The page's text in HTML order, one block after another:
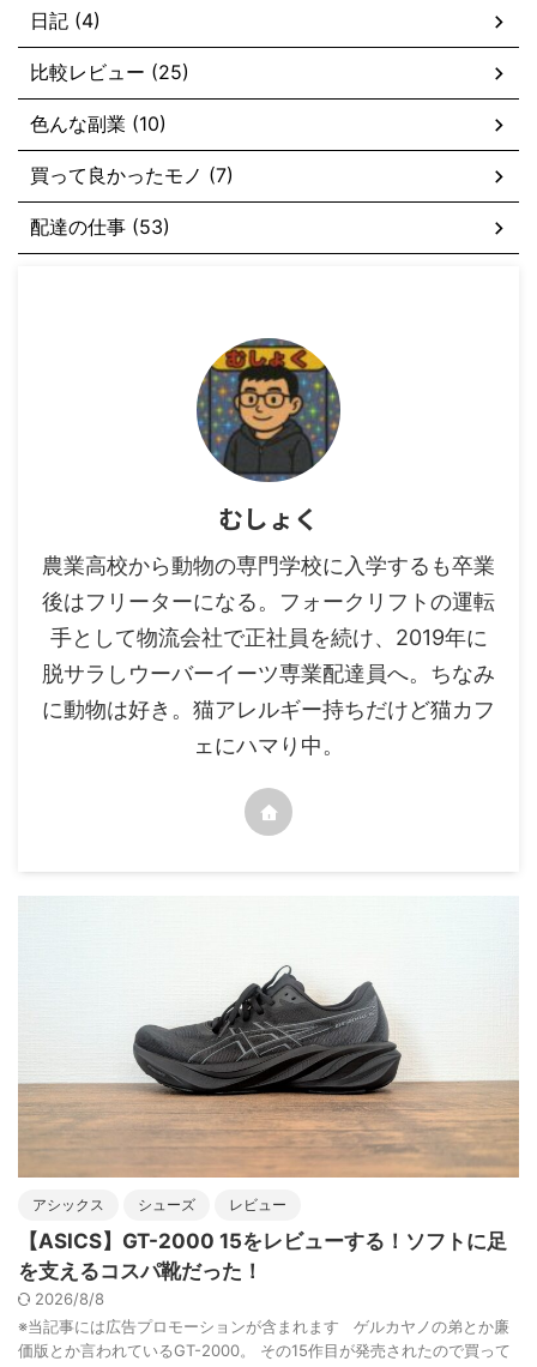
日記 (4)
比較レビュー (25)
色んな副業 (10)
買って良かったモノ (7)
配達の仕事 (53)
むしょく
農業高校から動物の専門学校に入学するも卒業
後はフリーターになる。フォークリフトの運転
手として物流会社で正社員を続け、2019年に
脱サラしウーバーイーツ専業配達員へ。ちなみ
に動物は好き。猫アレルギー持ちだけど猫カフ
ェにハマり中。
アシックス シューズ レビュー
【ASICS】GT-2000 15をレビューする！ソフトに足
を支えるコスパ靴だった！
2026/8/8
※当記事には広告プロモーションが含まれます ゲルカヤノの弟とか廉
価版とか言われているGT-2000。 その15作目が発売されたので買って